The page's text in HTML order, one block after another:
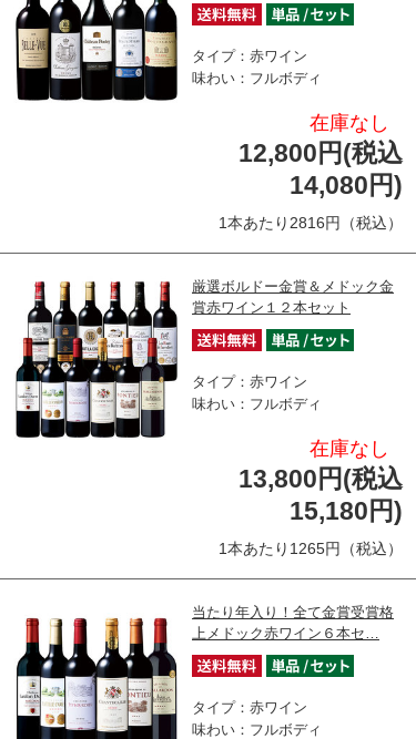
タイプ：赤ワイン
味わい：フルボディ
在庫なし
12,800円(税込
14,080円)
1本あたり2816円（税込）
厳選ボルドー金賞＆メドック金
賞赤ワイン１２本セット
タイプ：赤ワイン
味わい：フルボディ
在庫なし
13,800円(税込
15,180円)
1本あたり1265円（税込）
当たり年入り！全て金賞受賞格
上メドック赤ワイン６本セ…
タイプ：赤ワイン
味わい：フルボディ